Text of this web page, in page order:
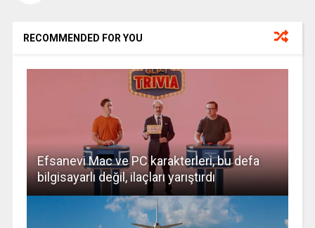
RECOMMENDED FOR YOU
Efsanevi Mac ve PC karakterleri, bu defa
bilgisayarlı değil, ilaçları yarıştırdı